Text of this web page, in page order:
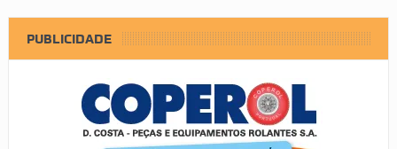
PUBLICIDADE